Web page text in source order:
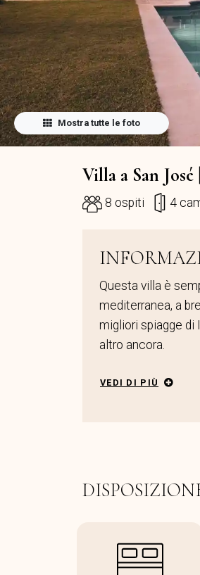
Mostra tutte le foto
Villa a San José
8 ospiti 4
Questa villa è
mediterranea, a
migliori spiagge di
altro ancora.
VEDI DI PIÙ